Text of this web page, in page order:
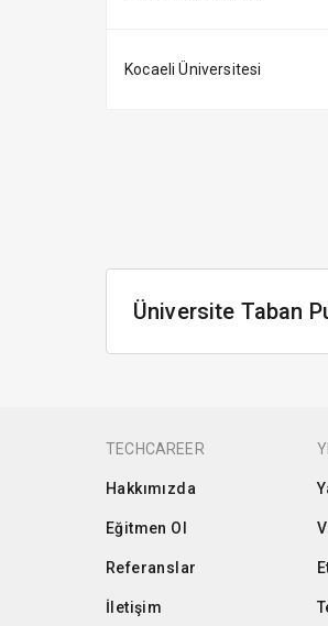
Kocaeli Üniversitesi
Üniversite Taban
TECHCAREER
Hakkımızda
Eğitmen Ol
Referanslar
İletişim